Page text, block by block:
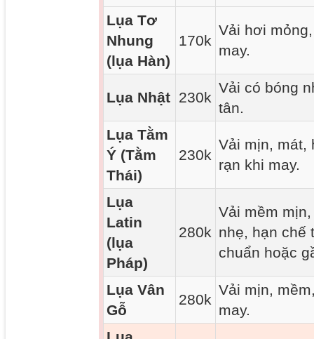
Lụa Tơ
Nhung
(lụa Hàn)
170k
Vải hơi
may.
Lụa Nhật 230k
Vải có bóng
tân.
Lụa Tằm
Ý (Tằm
Thái)
230k
Vải mịn, mát,
rạn khi may.
Lụa
Latin
(lụa
Pháp)
280k
Vải mềm
nhẹ, hạn chế
chuẩn hoặc
Lụa Vân
Gỗ
280k
Vải mịn,
may.